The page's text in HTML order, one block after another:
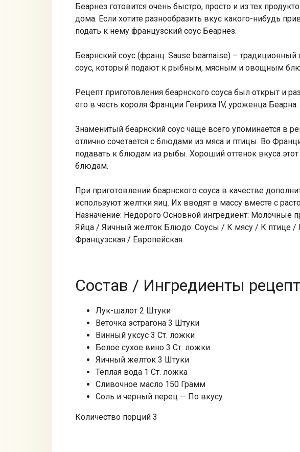
Беарнез готовится очень быстро, просто и из тех
дома. Если хотите разнообразить вкус какого-нибудь
подать к нему французский соус Беарнез.
Беарнский соус (франц. Sause bearnaise) –
соус, который подают к рыбным, мясным и овощным
Рецепт приготовления беарнского соуса был открыт и
его в честь короля Франции Генриха IV, уроженца Беарна.
Знаменитый беарнский соус чаще всего упоминается в
отлично сочетается с блюдами из мяса и птицы. Во
подавать к блюдам из рыбы. Хороший оттенок вкуса
блюдам.
При приготовлении беарнского соуса в качестве
используют желтки яиц. Их вводят в массу вместе с
Назначение: Недорого Основной ингредиент: Молочные
Яйца / Яичный желток Блюдо: Соусы / К мясу / К птице /
Французская / Европейская
Состав / Ингредиенты
Лук-шалот 2 Штуки
Веточка эстрагона 3 Штуки
Винный уксус 3 Ст. ложки
Белое сухое вино 3 Ст. ложки
Яичный желток 3 Штуки
Тёплая вода 1 Ст. ложка
Сливочное масло 150 Грамм
Соль и черный перец — По вкусу
Количество порций 3